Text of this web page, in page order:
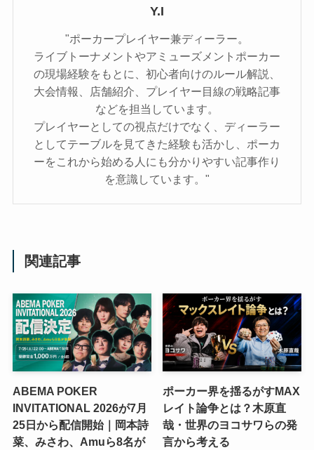
Y.I
"ポーカープレイヤー兼ディーラー。
ライブトーナメントやアミューズメントポーカー
の現場経験をもとに、初心者向けのルール解説、
大会情報、店舗紹介、プレイヤー目線の戦略記事
などを担当しています。
プレイヤーとしての視点だけでなく、ディーラー
としてテーブルを見てきた経験も活かし、ポーカ
ーをこれから始める人にも分かりやすい記事作り
を意識しています。"
関連記事
ABEMA POKER
INVITATIONAL 2026が7月
25日から配信開始｜岡本詩
菜、みさわ、Amuら8名が
ポーカー界を揺るがすMAX
レイト論争とは？木原直
哉・世界のヨコサワらの発
言から考える